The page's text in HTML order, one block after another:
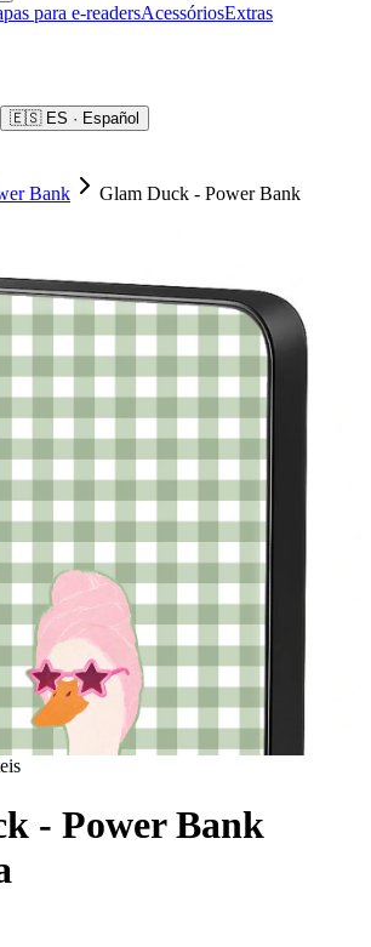
para e-readersAcessóriosExtras
🇪🇸 ES · Español
Bank
Glam Duck - Power Bank
- Power Bank